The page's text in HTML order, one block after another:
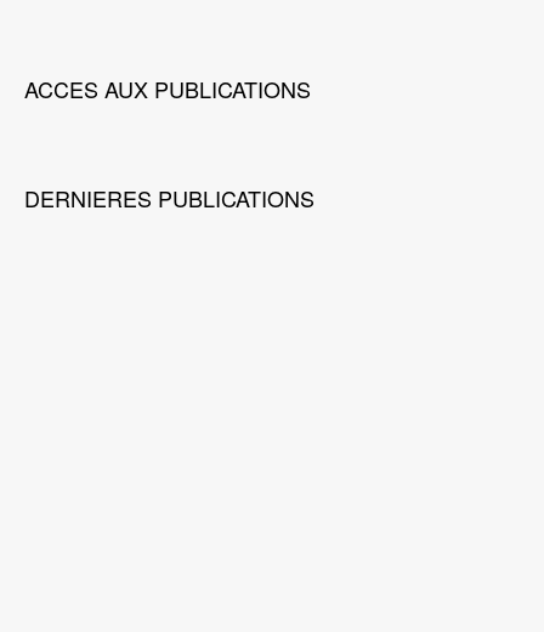
ACCES AUX PUBLICATIONS
DERNIERES PUBLICATIONS